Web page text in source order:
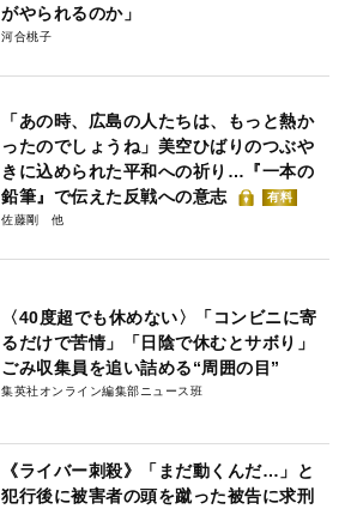
がやられるのか」
河合桃子
「あの時、広島の人たちは、もっと熱か
ったのでしょうね」美空ひばりのつぶや
きに込められた平和への祈り…『一本の
鉛筆』で伝えた反戦への意志
有料
佐藤剛
〈40度超でも休めない〉「コンビニに寄
るだけで苦情」「日陰で休むとサボり」
ごみ収集員を追い詰める“周囲の目”
集英社オンライン編集部ニュース班
《ライバー刺殺》「まだ動くんだ…」と
犯行後に被害者の頭を蹴った被告に求刑